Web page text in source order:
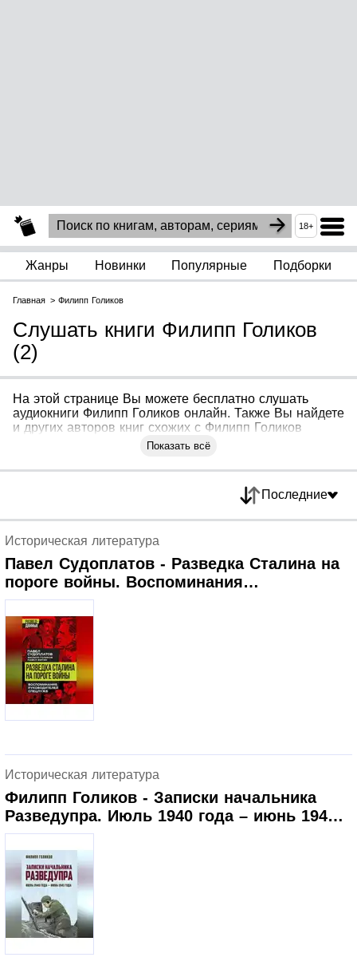
18+
Жанры Новинки Популярные Подборки
Главная Филипп Голиков
Слушать книги Филипп Голиков
(2)
На этой странице Вы можете бесплатно слушать
аудиокниги Филипп Голиков онлайн. Также Вы найдете
и других авторов книг схожих с Филипп Голиков
Показать всё
Последние
Историческая литература
Павел Судоплатов - Разведка Сталина на
пороге войны. Воспоминания
руководителей спецслужб
Историческая литература
Филипп Голиков - Записки начальника
Разведупра. Июль 1940 года – июнь 1941
года